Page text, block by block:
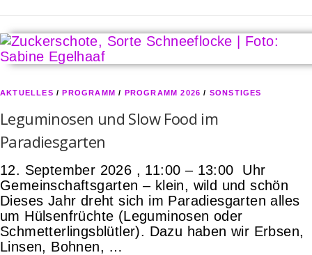
AKTUELLES /PROGRAMM / PROGRAMM 2026 / SONSTIGES
Leguminosen und Slow Food im
Paradiesgarten
12. September 2026 , 11:00 – 13:00 Uhr
Gemeinschaftsgarten – klein, wild und schön
Dieses Jahr dreht sich im Paradiesgarten alles
um Hülsenfrüchte (Leguminosen oder
Schmetterlingsblütler). Dazu haben wir Erbsen,
Linsen, Bohnen, …